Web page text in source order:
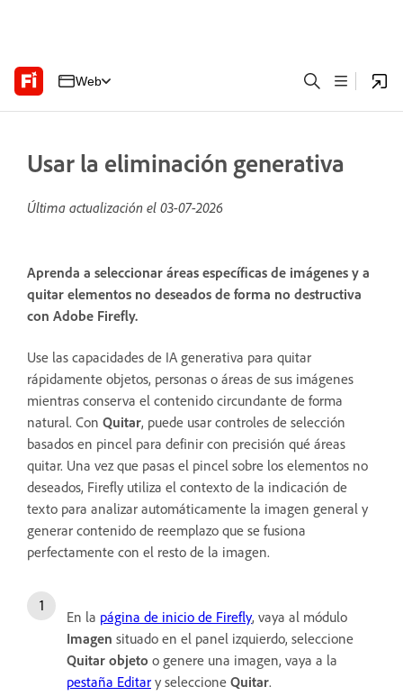
Web
Usar la eliminación generativa
Última actualización el 03-07-2026
Aprenda a seleccionar áreas específicas de imágenes y a
quitar elementos no deseados de forma no destructiva
con Adobe Firefly.
Use las capacidades de IA generativa para quitar
rápidamente objetos, personas o áreas de sus imágenes
mientras conserva el contenido circundante de forma
natural. Con Quitar, puede usar controles de selección
basados en pincel para definir con precisión qué áreas
quitar. Una vez que pasas el pincel sobre los elementos no
deseados, Firefly utiliza el contexto de la indicación de
texto para analizar automáticamente la imagen general y
generar contenido de reemplazo que se fusiona
perfectamente con el resto de la imagen.
En la página de inicio de Firefly, vaya al módulo
Imagen situado en el panel izquierdo, seleccione
Quitar objeto o genere una imagen, vaya a la
pestaña Editar y seleccione Quitar.